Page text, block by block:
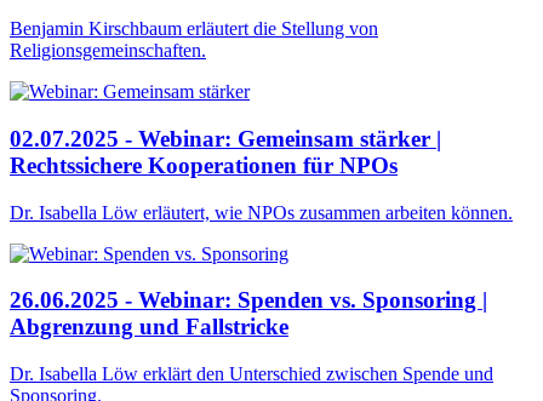
Benjamin Kirschbaum erläutert die Stellung von
Religionsgemeinschaften.
02.07.2025 - Webinar: Gemeinsam stärker |
Rechtssichere Kooperationen für NPOs
Dr. Isabella Löw erläutert, wie NPOs zusammen arbeiten können.
26.06.2025 - Webinar: Spenden vs. Sponsoring |
Abgrenzung und Fallstricke
Dr. Isabella Löw erklärt den Unterschied zwischen Spende und
Sponsoring.